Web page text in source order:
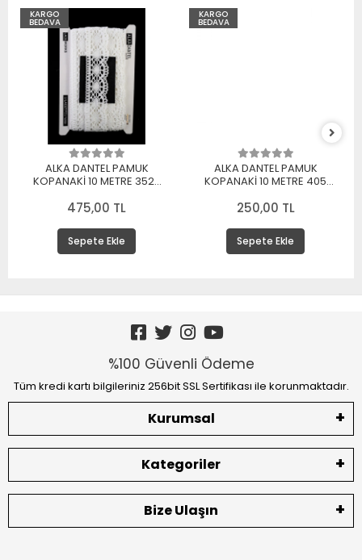
KARGO
BEDAVA
ALKA DANTEL PAMUK
KOPANAKİ 10 METRE 3520
475,00 TL
Sepete Ekle
KARGO
BEDAVA
ALKA DANTEL PAMUK
KOPANAKİ 10 METRE 405
250,00 TL
Sepete Ekle
%100 Güvenli Ödeme
Tüm kredi kartı bilgileriniz 256bit SSL Sertifikası ile korunmaktadır.
Kurumsal
Kategoriler
Bize Ulaşın